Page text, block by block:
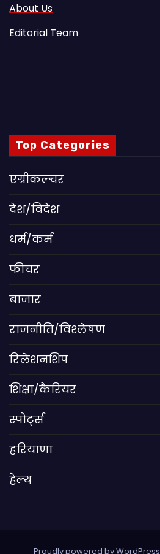
About Us
Editorial Team
Top Categories
एग्रीकल्चर
देश/विदेश
धर्म/कर्म
फीचर
बाजार
राजनीति/विश्लेषण
रिलेशनशिप
शिक्षा/कैरियर
स्पोर्ट्स
हरियाणा
हेल्थ
Proudly powered by WordPress